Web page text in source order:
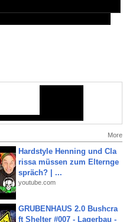
More
Hardstyle Henning und Cla
rissa müssen zum Elternge
spräch? | ...
youtube.com
GRUBENHAUS 2.0 Bushcra
ft Shelter #007 - Lagerbau -